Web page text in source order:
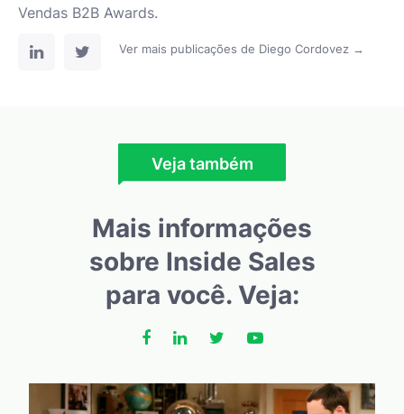
Vendas B2B Awards.
Ver mais publicações de Diego Cordovez →
Veja também
Mais informações
sobre Inside Sales
para você. Veja: